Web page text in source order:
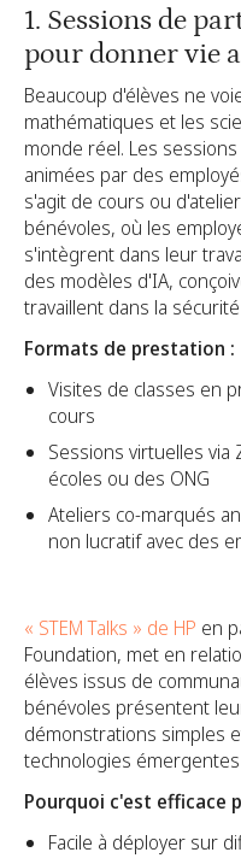
1. Sessions de
pour donner vie
Beaucoup d'élèves ne
mathématiques et les
monde réel. Les
animées par des
s'agit de cours ou
bénévoles, où les
s'intègrent dans leur
des modèles d'IA,
travaillent dans la
Formats de prestation :
Visites de classes en
cours
Sessions virtuelles via
écoles ou des ONG
Ateliers co-marqués
non lucratif avec des
« STEM Talks » de HP en
Foundation, met en
élèves issus de
bénévoles présentent
démonstrations simples
technologies
Pourquoi c'est efficace
Facile à déployer sur